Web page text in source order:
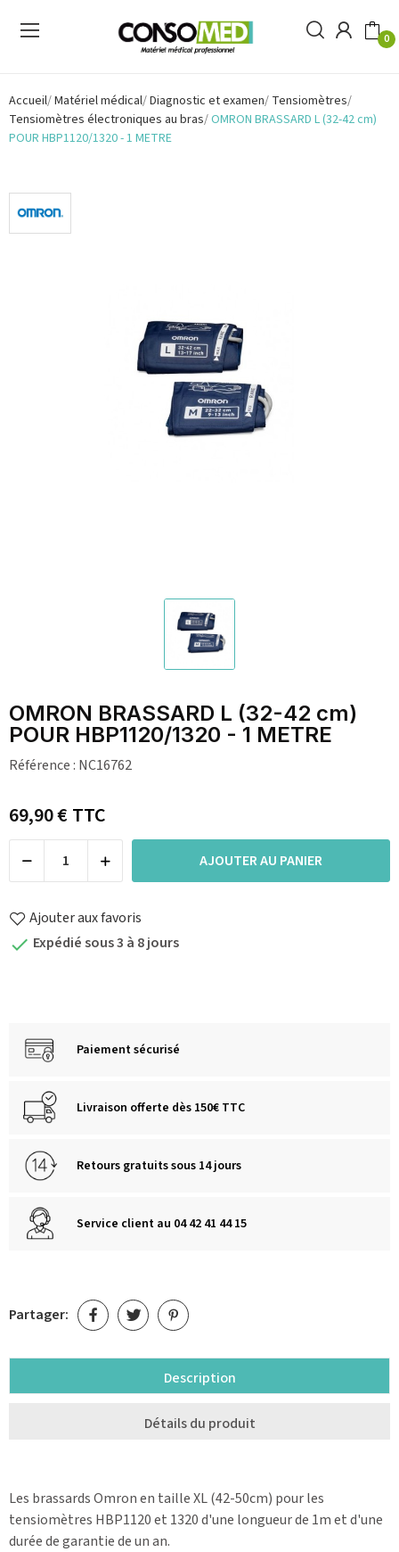
0
Accueil Matériel médical Diagnostic et examen Tensiomètres
Tensiomètres électroniques au bras OMRON BRASSARD L (32-42 cm)
POUR HBP1120/1320 - 1 METRE
OMRON BRASSARD L (32-42 cm)
POUR HBP1120/1320 - 1 METRE
Référence : NC16762
69,90 €TTC
AJOUTER AU PANIER
Ajouter aux favoris
 Expédié sous 3 à 8 jours
Paiement sécurisé
Livraison offerte dès 150€ TTC
Retours gratuits sous 14 jours
Service client au 04 42 41 44 15
Partager:
Description
Détails du produit
Les brassards Omron en taille XL (42-50cm) pour les
tensiomètres HBP1120 et 1320 d'une longueur de 1m et d'une
durée de garantie de un an.